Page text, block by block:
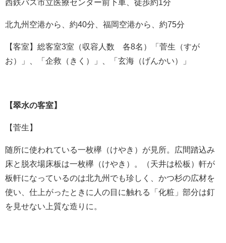
西鉄バス市立医療センター前下車、徒歩約1分
北九州空港から、約40分、福岡空港から、約75分
【客室】総客室3室（収容人数 各8名）「菅生（すが
お）」、「企救（きく）」、「玄海（げんかい）」
【翠水の客室】
【菅生】
随所に使われている一枚欅（けやき）が見所。広間踏込み
床と脱衣場床板は一枚欅（けやき）。（天井は松板）軒が
板軒になっているのは北九州でも珍しく、かつ杉の広材を
使い、仕上がったときに人の目に触れる「化粧」部分は釘
を見せない上質な造りに。